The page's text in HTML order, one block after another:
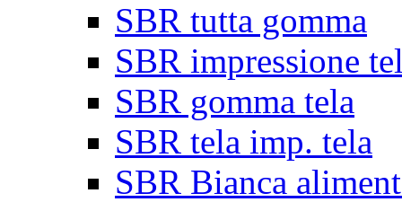
SBR tutta gomma
SBR impressione
SBR gomma tela
SBR tela imp. tela
SBR Bianca